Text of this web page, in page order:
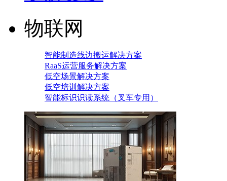
物联网
智能制造线边搬运解决方案
RaaS运营服务解决方案
低空场景解决方案
低空培训解决方案
智能标识识读系统（叉车专用）